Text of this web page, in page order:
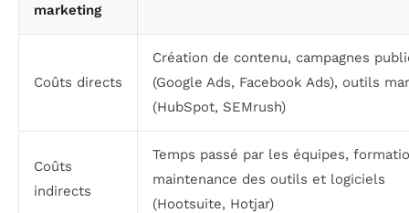
marketing
Coûts directs
Création de contenu, campagnes
(Google Ads, Facebook Ads), outils
(HubSpot, SEMrush)
Coûts
indirects
Temps passé par les équipes,
maintenance des outils et logiciels
(Hootsuite, Hotjar)